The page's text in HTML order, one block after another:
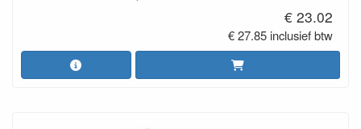
€ 23.02
€ 27.85 inclusief btw